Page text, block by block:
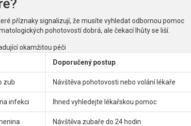
příznaky signalizují, že musíte vyhledat odbornou pomoc
pohotovostí dobrá, ale čekací lhůty se liší.
okamžitou péči
Doporučený postup
zub Návštěva pohotovosti nebo volání lékaře
infekci Ihned vyhledejte lékařskou pomoc
Návštěva zubaře do 24 hodin